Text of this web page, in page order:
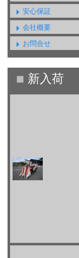
安心保証
会社概要
お問合せ